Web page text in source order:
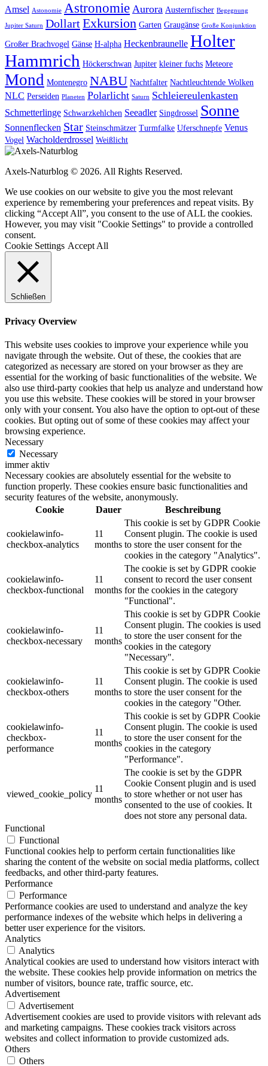
Amsel Astonomie Astronomie Aurora Austernfischer Begegnung
Jupiter Saturn DollartExkursion Garten Graugänse Große Konjunktion
Großer Brachvogel Gänse H-alpha Heckenbraunelle Holter
Hammrich Höckerschwan Jupiter kleiner fuchs Meteore
Mond Montenegro NABU Nachtfalter Nachtleuchtende Wolken
NLC Perseiden Planeten Polarlicht Saturn Schleiereulenkasten
Schmetterlinge Schwarzkehlchen Seeadler Singdrossel Sonne
Sonnenflecken Star Steinschmätzer Turmfalke Uferschnepfe Venus
Vogel Wacholderdrossel Weißlicht
Axels-Naturblog © 2026. All Rights Reserved.
We use cookies on our website to give you the most relevant
experience by remembering your preferences and repeat visits. By
clicking “Accept All”, you consent to the use of ALL the cookies.
However, you may visit "Cookie Settings" to provide a controlled
consent.
Cookie Settings Accept All
Schließen
Privacy Overview
This website uses cookies to improve your experience while you
navigate through the website. Out of these, the cookies that are
categorized as necessary are stored on your browser as they are
essential for the working of basic functionalities of the website. We
also use third-party cookies that help us analyze and understand how
you use this website. These cookies will be stored in your browser
only with your consent. You also have the option to opt-out of these
cookies. But opting out of some of these cookies may affect your
browsing experience.
Necessary
Necessary
immer aktiv
Necessary cookies are absolutely essential for the website to
function properly. These cookies ensure basic functionalities and
security features of the website, anonymously.
Cookie
Dauer Beschreibung
cookielawinfo-
checkbox-analytics
11
months
This cookie is set by GDPR Cookie
Consent plugin. The cookie is used
to store the user consent for the
cookies in the category "Analytics".
cookielawinfo-
checkbox-functional
11
months
The cookie is set by GDPR cookie
consent to record the user consent
for the cookies in the category
"Functional".
cookielawinfo-
checkbox-necessary
11
months
This cookie is set by GDPR Cookie
Consent plugin. The cookies is used
to store the user consent for the
cookies in the category
"Necessary".
cookielawinfo-
checkbox-others
11
months
This cookie is set by GDPR Cookie
Consent plugin. The cookie is used
to store the user consent for the
cookies in the category "Other.
cookielawinfo-
checkbox-
performance
11
months
This cookie is set by GDPR Cookie
Consent plugin. The cookie is used
to store the user consent for the
cookies in the category
"Performance".
viewed_cookie_policy
11
months
The cookie is set by the GDPR
Cookie Consent plugin and is used
to store whether or not user has
consented to the use of cookies. It
does not store any personal data.
Functional
Functional
Functional cookies help to perform certain functionalities like
sharing the content of the website on social media platforms, collect
feedbacks, and other third-party features.
Performance
Performance
Performance cookies are used to understand and analyze the key
performance indexes of the website which helps in delivering a
better user experience for the visitors.
Analytics
Analytics
Analytical cookies are used to understand how visitors interact with
the website. These cookies help provide information on metrics the
number of visitors, bounce rate, traffic source, etc.
Advertisement
Advertisement
Advertisement cookies are used to provide visitors with relevant ads
and marketing campaigns. These cookies track visitors across
websites and collect information to provide customized ads.
Others
Others